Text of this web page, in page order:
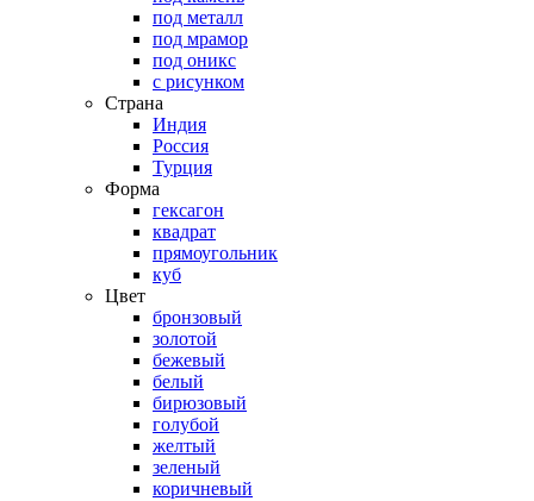
под металл
под мрамор
под оникс
с рисунком
Страна
Индия
Россия
Турция
Форма
гексагон
квадрат
прямоугольник
куб
Цвет
бронзовый
золотой
бежевый
белый
бирюзовый
голубой
желтый
зеленый
коричневый